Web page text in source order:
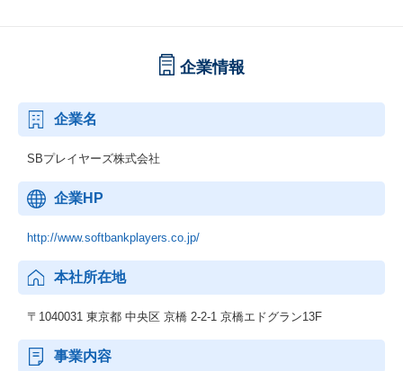
企業情報
企業名
SBプレイヤーズ株式会社
企業HP
http://www.softbankplayers.co.jp/
本社所在地
〒1040031 東京都 中央区 京橋 2-2-1 京橋エドグラン13F
事業内容